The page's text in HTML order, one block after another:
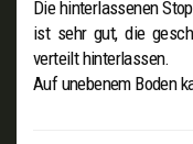
Die hinterlassenen
ist sehr gut, die
verteilt hinterlassen.
Auf unebenem Boden